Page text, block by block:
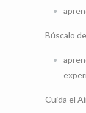
Búscalo
Cuida el